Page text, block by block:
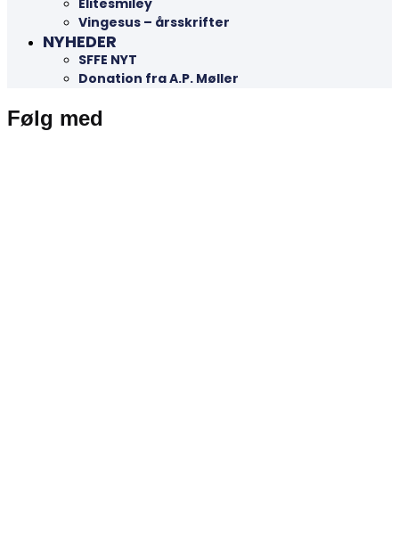
Elitesmiley
Vingesus – årsskrifter
NYHEDER
SFFE NYT
Donation fra A.P. Møller
Følg med